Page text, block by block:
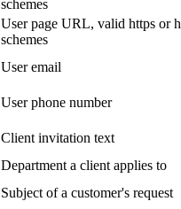
schemes
User page URL, valid https or
schemes
User email
User phone number
Client invitation text
Department a client applies to
Subject of a customer's request